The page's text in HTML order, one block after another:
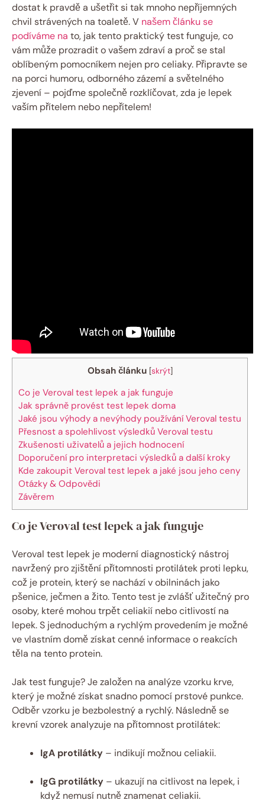
dostat k pravdě a ušetřit si tak mnoho nepříjemných
chvil strávených ⁣na toaletě. V našem článku se
podíváme na to, jak tento praktický test funguje, co
vám může prozradit​ o vašem ‌zdraví a proč se stal
oblíbeným pomocníkem nejen pro celiaky. Připravte se
na porci humoru, odborného zázemí a světelného
zjevení⁤ – pojďme společně rozklíčovat, zda je lepek
vaším přítelem nebo nepřítelem!
Obsah článku [skrýt]
Co je Veroval test lepek a jak funguje
Jak správně provést test lepek doma
Jaké jsou výhody a nevýhody používání Veroval⁤ testu
Přesnost a spolehlivost výsledků⁤ Veroval testu
Zkušenosti uživatelů a jejich hodnocení
Doporučení‌ pro interpretaci⁢ výsledků a další kroky
Kde zakoupit Veroval test lepek a jaké jsou jeho ceny
Otázky ⁢& Odpovědi
Závěrem
Co je Veroval test lepek a jak funguje
Veroval‌ test⁢ lepek je moderní diagnostický nástroj
navržený pro zjištění přítomnosti protilátek proti lepku,
což je protein, který ⁣se nachází v obilninách ‍jako
pšenice, ⁤ječmen a žito. Tento test je zvlášť užitečný‍ pro
osoby, které mohou trpět ⁣celiakií nebo citlivostí na
lepek. S jednoduchým a rychlým provedením je možné
ve vlastním domě získat cenné ⁣informace o reakcích
těla na tento protein.
Jak test ​funguje? Je založen na analýze vzorku krve,
který⁤ je možné získat snadno pomocí prstové punkce.
Odběr⁤ vzorku je⁣ bezbolestný a rychlý. Následně se
krevní vzorek analyzuje na přítomnost protilátek:
IgA protilátky – indikují možnou celiakii.
IgG protilátky – ukazují na citlivost na lepek, i
když​ nemusí nutně znamenat celiakii.